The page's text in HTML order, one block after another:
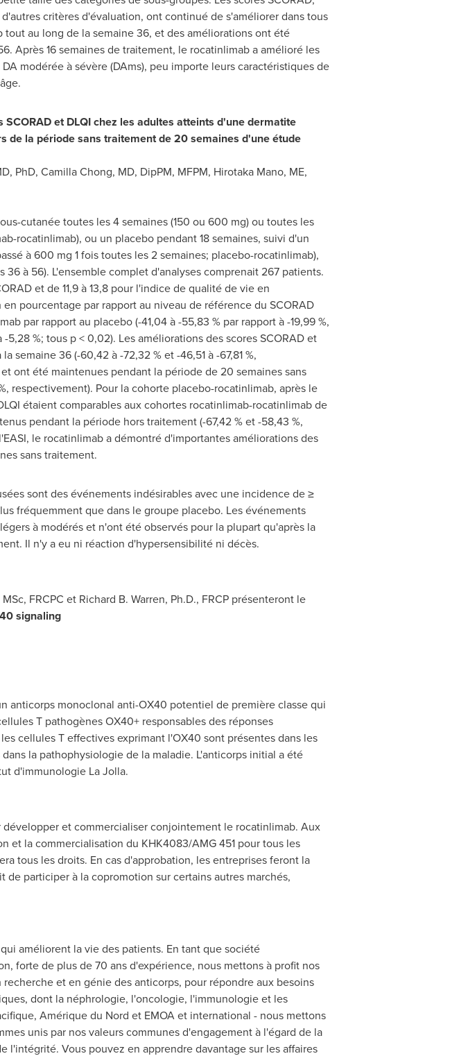
critères d'évaluation, ont continué de s'améliorer dans tous
au long de la semaine 36, et des améliorations ont été
Après 16 semaines de traitement, le rocatinlimab a amélioré les
modérée à sévère (DAms), peu importe leurs caractéristiques de
et DLQI chez les adultes atteints d'une dermatite
de la période sans traitement de 20 semaines d'une étude
PhD, Camilla Chong, MD, DipPM, MFPM, Hirotaka Mano, ME,
cutanée toutes les 4 semaines (150 ou 600 mg) ou toutes les
rocatinlimab), ou un placebo pendant 18 semaines, suivi d'un
à 600 mg 1 fois toutes les 2 semaines; placebo-rocatinlimab),
à 56). L'ensemble complet d'analyses comprenait 267 patients.
et de 11,9 à 13,8 pour l'indice de qualité de vie en
pourcentage par rapport au niveau de référence du SCORAD
par rapport au placebo (-41,04 à -55,83 % par rapport à -19,99 %,
%; tous p < 0,02). Les améliorations des scores SCORAD et
semaine 36 (-60,42 à -72,32 % et -46,51 à -67,81 %,
ont été maintenues pendant la période de 20 semaines sans
respectivement). Pour la cohorte placebo-rocatinlimab, après le
étaient comparables aux cohortes rocatinlimab-rocatinlimab de
pendant la période hors traitement (-67,42 % et -58,43 %,
le rocatinlimab a démontré d'importantes améliorations des
sans traitement.
sont des événements indésirables avec une incidence de ≥
fréquemment que dans le groupe placebo. Les événements
à modérés et n'ont été observés pour la plupart qu'après la
Il n'y a eu ni réaction d'hypersensibilité ni décès.
FRCPC et Richard B. Warren, Ph.D., FRCP présenteront le
signaling
anticorps monoclonal anti-OX40 potentiel de première classe qui
T pathogènes OX40+ responsables des réponses
cellules T effectives exprimant l'OX40 sont présentes dans les
la pathophysiologie de la maladie. L'anticorps initial a été
d'immunologie La Jolla.
et commercialiser conjointement le rocatinlimab. Aux
la commercialisation du KHK4083/AMG 451 pour tous les
tous les droits. En cas d'approbation, les entreprises feront la
participer à la copromotion sur certains autres marchés,
améliorent la vie des patients. En tant que société
forte de plus de 70 ans d'expérience, nous mettons à profit nos
et en génie des anticorps, pour répondre aux besoins
dont la néphrologie, l'oncologie, l'immunologie et les
Amérique du Nord et EMOA et international - nous mettons
unis par nos valeurs communes d'engagement à l'égard de la
Vous pouvez en apprendre davantage sur les affaires